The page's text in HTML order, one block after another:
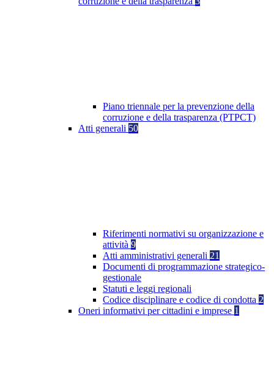
Piano triennale per la prevenzione della
corruzione e della trasparenza (PTPCT)
Atti generali 50
Riferimenti normativi su organizzazione e
attività 9
Atti amministrativi generali 21
Documenti di programmazione strategico-
gestionale
Statuti e leggi regionali
Codice disciplinare e codice di condotta 2
Oneri informativi per cittadini e imprese 1